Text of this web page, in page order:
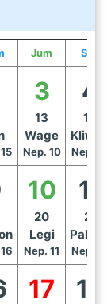
Jum Sab
3
13
Wage
Nep. 10
4
14
Nep.
10
20
Legi
Nep. 11
11
21
Nep.
17 18